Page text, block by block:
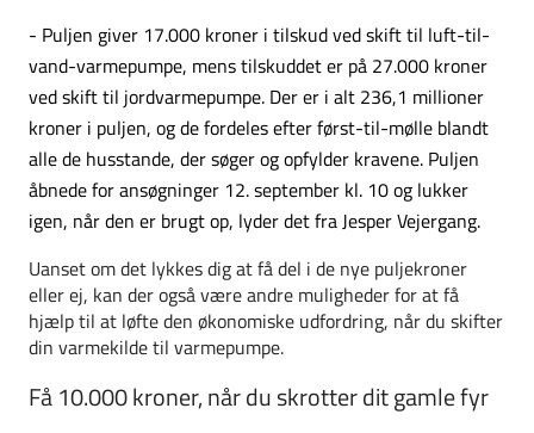
- Puljen giver 17.000 kroner i tilskud ved skift til luft-til-
vand-varmepumpe, mens tilskuddet er på 27.000 kroner
ved skift til jordvarmepumpe. Der er i alt 236,1 millioner
kroner i puljen, og de fordeles efter først-til-mølle blandt
alle de husstande, der søger og opfylder kravene. Puljen
åbnede for ansøgninger 12. september kl. 10 og lukker
igen, når den er brugt op, lyder det fra Jesper Vejergang.
Uanset om det lykkes dig at få del i de nye puljekroner
eller ej, kan der også være andre muligheder for at få
hjælp til at løfte den økonomiske udfordring, når du skifter
din varmekilde til varmepumpe.
Få 10.000 kroner, når du skrotter dit gamle fyr